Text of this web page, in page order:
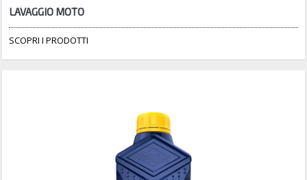
LAVAGGIO MOTO
SCOPRI I PRODOTTI